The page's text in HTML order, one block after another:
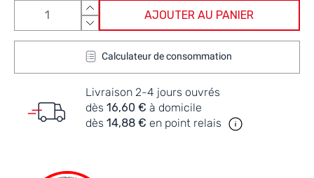
AJOUTER AU PANIER
Calculateur de consommation
Livraison 2-4 jours ouvrés
dès 16,60 € à domicile
dès 14,88 € en point relais